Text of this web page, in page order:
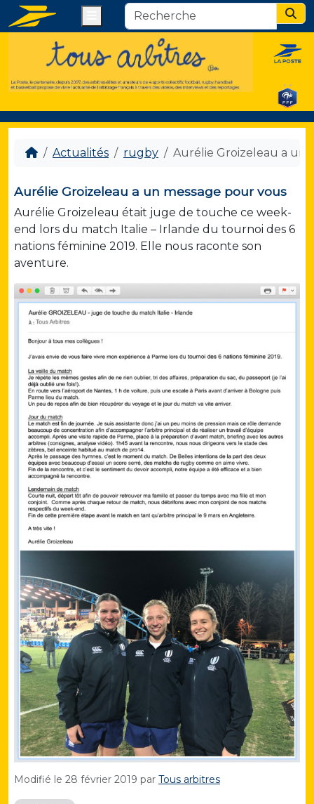
Actualités rugby Aurélie Groizeleau a un
Aurélie Groizeleau a un message pour vous
Aurélie Groizeleau était juge de touche ce week-
end lors du match Italie – Irlande du tournoi des 6
nations féminine 2019. Elle nous raconte son
aventure.
Modifié le 28 février 2019 par Tous arbitres